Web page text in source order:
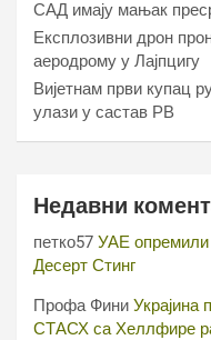
САД имају мањак
Експлозивни дрон
аеродрому у Лајпцигу
Вијетнам први купац
улази у састав РВ
Недавни
петко57 УАЕ
Десерт Стинг
Профа Фини Украјина
СТАСХ са Хеллфире